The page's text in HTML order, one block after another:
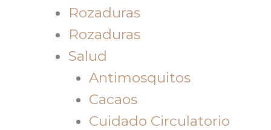
Rozaduras
Rozaduras
Salud
Antimosquitos
Cacaos
Cuidado Circulatorio